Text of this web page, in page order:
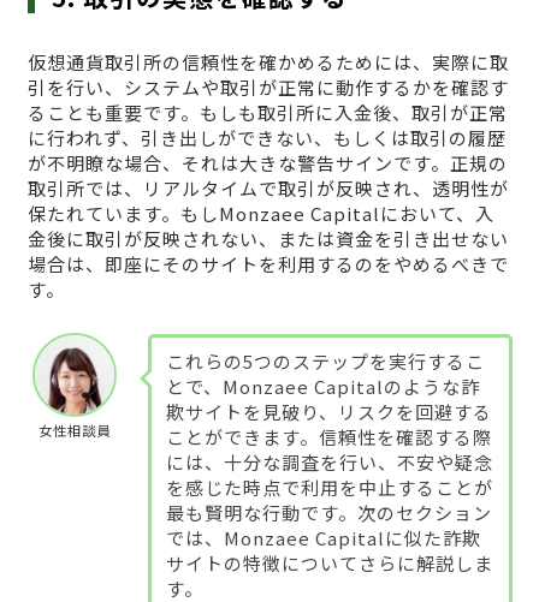
仮想通貨取引所の信頼性を確かめるためには、実際に取
引を行い、システムや取引が正常に動作するかを確認す
ることも重要です。もしも取引所に入金後、取引が正常
に行われず、引き出しができない、もしくは取引の履歴
が不明瞭な場合、それは大きな警告サインです。正規の
取引所では、リアルタイムで取引が反映され、透明性が
保たれています。もしMonzaee Capitalにおいて、入
金後に取引が反映されない、または資金を引き出せない
場合は、即座にそのサイトを利用するのをやめるべきで
す。
女性相談員
これらの5つのステップを実行するこ
とで、Monzaee Capitalのような詐
欺サイトを見破り、リスクを回避する
ことができます。信頼性を確認する際
には、十分な調査を行い、不安や疑念
を感じた時点で利用を中止することが
最も賢明な行動です。次のセクション
では、Monzaee Capitalに似た詐欺
サイトの特徴についてさらに解説しま
す。